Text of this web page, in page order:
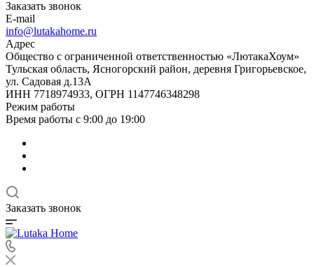
Заказать звонок
E-mail
info@lutakahome.ru
Адрес
Общество с ограниченной ответственностью «ЛютакаХоум»
Тульская область, Ясногорский район, деревня Григорьевское,
ул. Садовая д.13А
ИНН 7718974933, ОГРН 1147746348298
Режим работы
Время работы с 9:00 до 19:00
Заказать звонок